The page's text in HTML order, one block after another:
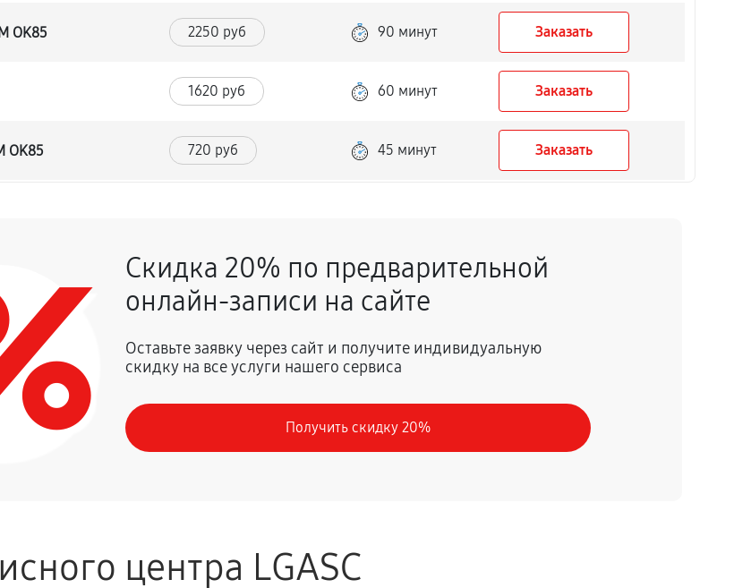
OK85 2250 руб 90 минут Заказать
1620 руб 60 минут Заказать
OK85 720 руб 45 минут Заказать
900 руб 40 минут Заказать
Заказать
810 руб
Скидка 20% по предварительной
онлайн-записи на сайте
Оставьте заявку через сайт и получите индивидуальную
скидку на все услуги нашего сервиса
Получить скидку 20%
центра LGASC